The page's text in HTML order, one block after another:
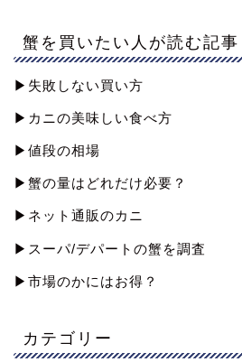
蟹を買いたい人が読む記事
▶︎失敗しない買い方
▶︎カニの美味しい食べ方
▶︎値段の相場
▶︎蟹の量はどれだけ必要？
▶︎ネット通販のカニ
▶︎スーパ/デパートの蟹を調査
▶︎市場のかにはお得？
カテゴリー